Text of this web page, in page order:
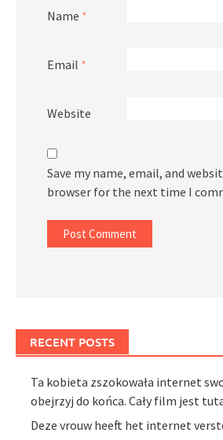
Name *
Email *
Website
Save my name, email, and
browser for the next time I
RECENT POSTS
Ta kobieta zszokowała internet
obejrzyj do końca. Cały film jest
Deze vrouw heeft het internet